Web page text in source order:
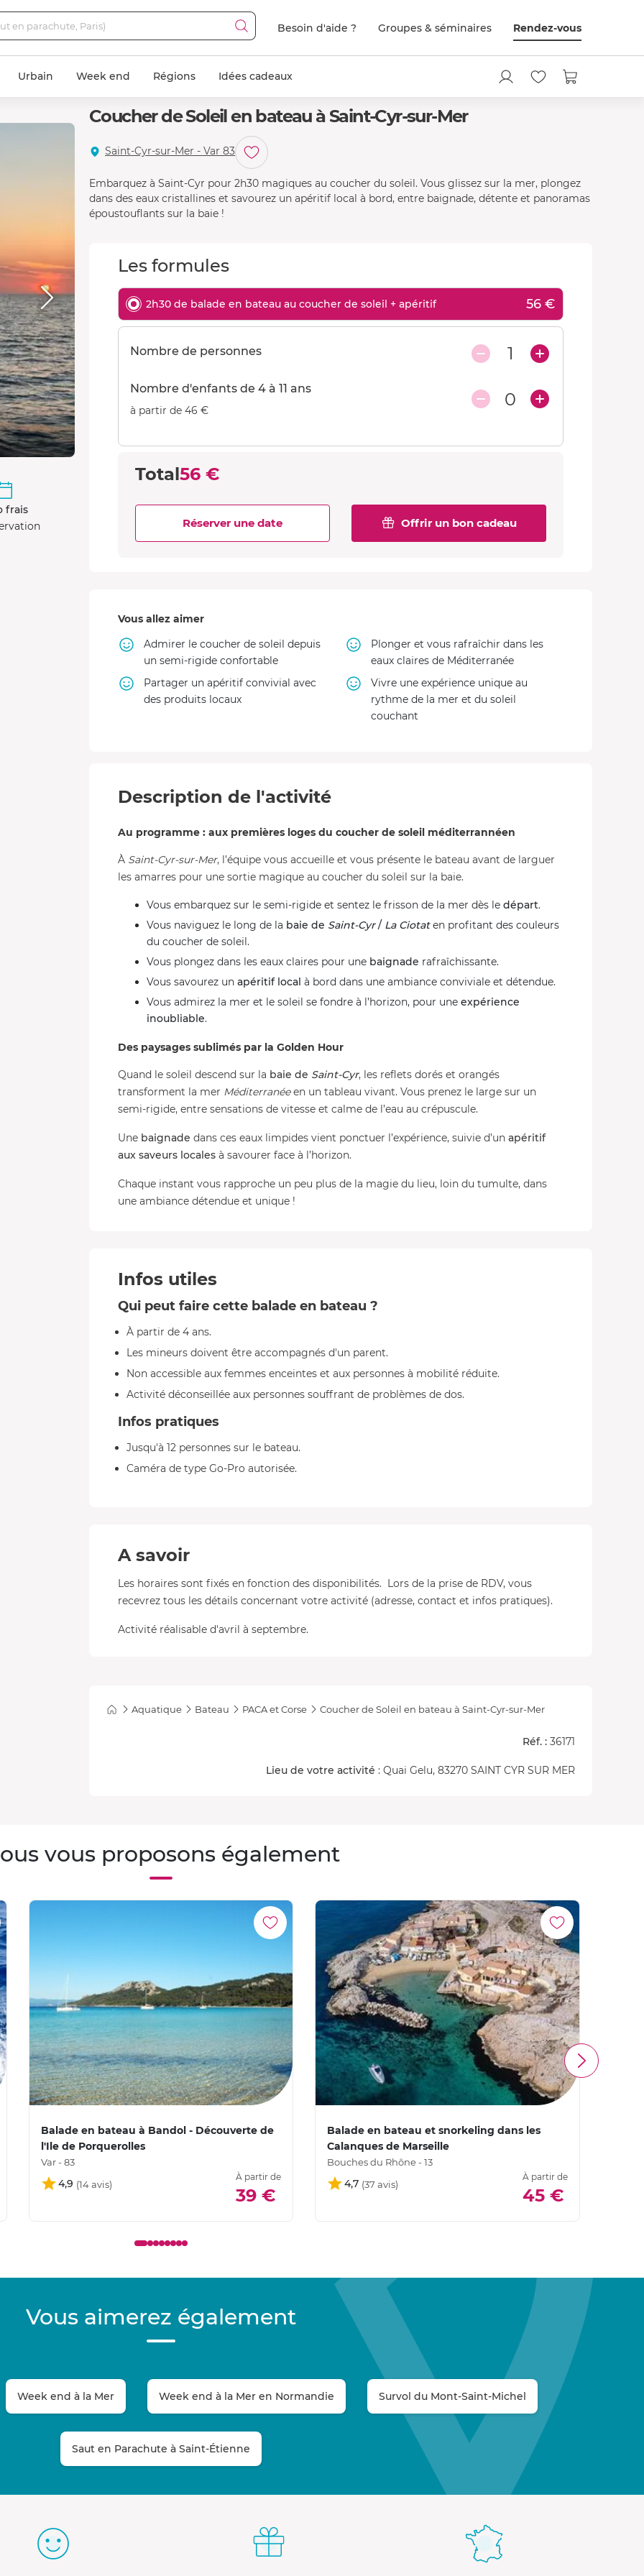
Besoin d'aide ? Groupes & séminaires Rendez-vous
Urbain Week end Régions Idées cadeaux
Coucher de Soleil en bateau à Saint-Cyr-sur-Mer
Saint-Cyr-sur-Mer - Var 83
Embarquez à Saint-Cyr pour 2h30 magiques au coucher du soleil. Vous glissez sur la mer, plongez
dans des eaux cristallines et savourez un apéritif local à bord, entre baignade, détente et panoramas
époustouflants sur la baie !
Les formules
2h30 de balade en bateau au coucher de soleil + apéritif 56 €
Nombre de personnes 1
Nombre d'enfants de 4 à 11 ans
à partir de 46 €
0
Total56 €
Offrir un bon cadeau
Réserver une date
Vous allez aimer
Admirer le coucher de soleil depuis
un semi-rigide confortable
Plonger et vous rafraîchir dans les
eaux claires de Méditerranée
Partager un apéritif convivial avec
des produits locaux
Vivre une expérience unique au
rythme de la mer et du soleil
couchant
Description de l'activité
Au programme : aux premières loges du coucher de soleil méditerrannéen
À Saint-Cyr-sur-Mer, l’équipe vous accueille et vous présente le bateau avant de larguer
les amarres pour une sortie magique au coucher du soleil sur la baie.
Vous embarquez sur le semi-rigide et sentez le frisson de la mer dès le départ.
Vous naviguez le long de la baie de Saint-Cyr/ La Ciotaten profitant des couleurs
du coucher de soleil.
Vous plongez dans les eaux claires pour une baignade rafraîchissante.
Vous savourez un apéritif local à bord dans une ambiance conviviale et détendue.
Vous admirez la mer et le soleil se fondre à l’horizon, pour une expérience
inoubliable.
Des paysages sublimés par la Golden Hour
Quand le soleil descend sur la baie de Saint-Cyr, les reflets dorés et orangés
transforment la mer Méditerranéeen un tableau vivant. Vous prenez le large sur un
semi-rigide, entre sensations de vitesse et calme de l’eau au crépuscule.
Une baignade dans ces eaux limpides vient ponctuer l’expérience, suivie d’un apéritif
aux saveurs locales à savourer face à l’horizon.
Chaque instant vous rapproche un peu plus de la magie du lieu, loin du tumulte, dans
une ambiance détendue et unique !
Infos utiles
Qui peut faire cette balade en bateau ?
À partir de 4 ans.
Les mineurs doivent être accompagnés d'un parent.
Non accessible aux femmes enceintes et aux personnes à mobilité réduite.
Activité déconseillée aux personnes souffrant de problèmes de dos.
Infos pratiques
Jusqu'à 12 personnes sur le bateau.
Caméra de type Go-Pro autorisée.
A savoir
Les horaires sont fixés en fonction des disponibilités. Lors de la prise de RDV, vous
recevrez tous les détails concernant votre activité (adresse, contact et infos pratiques).
Activité réalisable d'avril à septembre.
Aquatique Bateau PACA et Corse Coucher de Soleil en bateau à Saint-Cyr-sur-Mer
Réf. : 36171
Lieu de votre activité : Quai Gelu, 83270 SAINT CYR SUR MER
frais
vous proposons également
Balade en bateau à Bandol - Découverte de
l'Ile de Porquerolles
Var - 83
4,9
À partir de
39 €
Balade en bateau et snorkeling dans les
Calanques de Marseille
Bouches du Rhône - 13
4,7
À partir de
45 €
Vous aimerez également
Week end à la Mer Week end à la Mer en Normandie Survol du Mont-Saint-Michel
Saut en Parachute à Saint-Étienne